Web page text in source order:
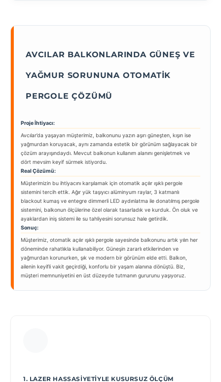
AVCILAR BALKONLARINDA GÜNEŞ VE
YAĞMUR SORUNUNA OTOMATIK
PERGOLE ÇÖZÜMÜ
Proje İhtiyacı:
Avcılar’da yaşayan müşterimiz, balkonunu yazın aşırı güneşten, kışın ise
yağmurdan koruyacak, aynı zamanda estetik bir görünüm sağlayacak bir
çözüm arayışındaydı. Mevcut balkonun kullanım alanını genişletmek ve
dört mevsim keyif sürmek istiyordu.
Real Çözümü:
Müşterimizin bu ihtiyacını karşılamak için otomatik açılır ışıklı pergole
sistemini tercih ettik. Ağır yük taşıyıcı alüminyum raylar, 3 katmanlı
blackout kumaş ve entegre dimmerli LED aydınlatma ile donatılmış pergole
sistemini, balkonun ölçülerine özel olarak tasarladık ve kurduk. Ön oluk ve
ayaklardan iniş sistemi ile su tahliyesini sorunsuz hale getirdik.
Sonuç:
Müşterimiz, otomatik açılır ışıklı pergole sayesinde balkonunu artık yılın her
döneminde rahatlıkla kullanabiliyor. Güneşin zararlı etkilerinden ve
yağmurdan korunurken, şık ve modern bir görünüm elde etti. Balkon,
ailenin keyifli vakit geçirdiği, konforlu bir yaşam alanına dönüştü. Biz,
müşteri memnuniyetini en üst düzeyde tutmanın gururunu yaşıyoruz.
1. LAZER HASSASIYETIYLE KUSURSUZ ÖLÇÜM